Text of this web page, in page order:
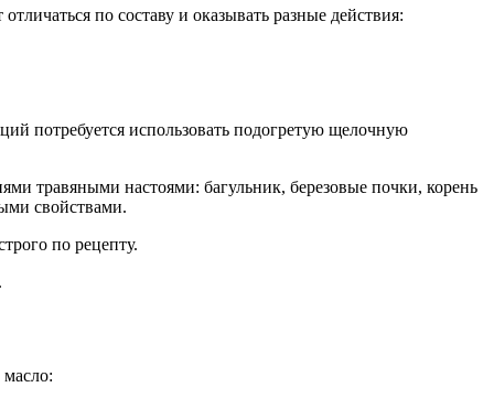
по составу и оказывать разные действия:
потребуется использовать подогретую щелочную
травяными настоями: багульник, березовые почки, корень
свойствами.
по рецепту.